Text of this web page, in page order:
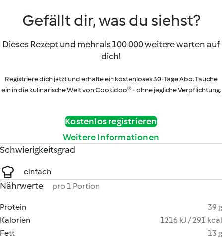
Gefällt dir, was du siehst?
Dieses Rezept und mehr als 100 000 weitere warten auf
dich!
Registriere dich jetzt und erhalte ein kostenloses 30-Tage Abo. Tauche
ein in die kulinarische Welt von Cookidoo® - ohne jegliche Verpflichtung.
Kostenlos registrieren
Weitere Informationen
Schwierigkeitsgrad
einfach
Nährwerte pro 1 Portion
Protein
39 g
Kalorien
1216 kJ / 291 kcal
Fett
13 g